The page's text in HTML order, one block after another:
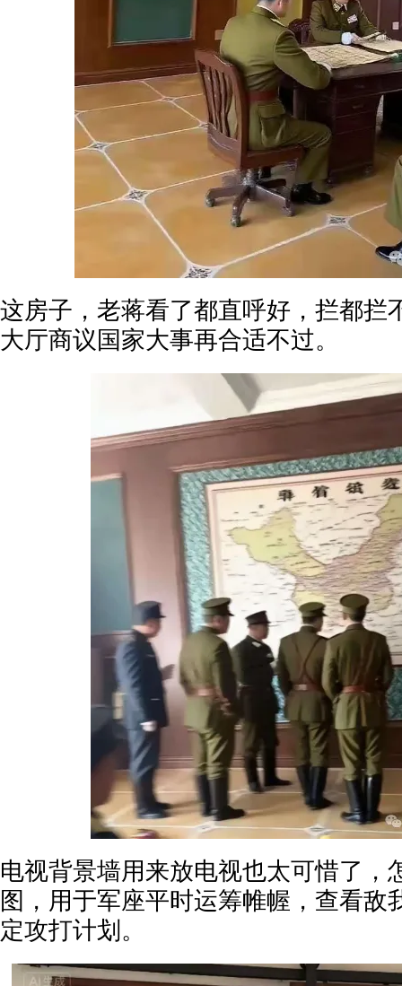
这房子，老蒋看了都直呼好，拦都拦
大厅商议国家大事再合适不过。
电视背景墙用来放电视也太可惜了，
图，用于军座平时运筹帷幄，查看敌
定攻打计划。